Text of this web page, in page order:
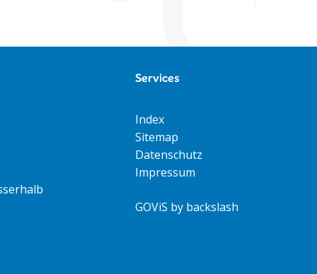
Services
Index
Sitemap
Datenschutz
Impressum
GOViS by backslash